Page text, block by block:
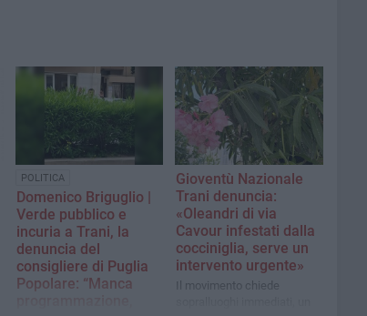
POLITICA
Domenico Briguglio |
Verde pubblico e
incuria a Trani, la
denuncia del
consigliere di Puglia
Popolare: “Manca
Gioventù Nazionale
Trani denuncia:
«Oleandri di via
Cavour infestati dalla
cocciniglia, serve un
intervento urgente»
Il movimento chiede